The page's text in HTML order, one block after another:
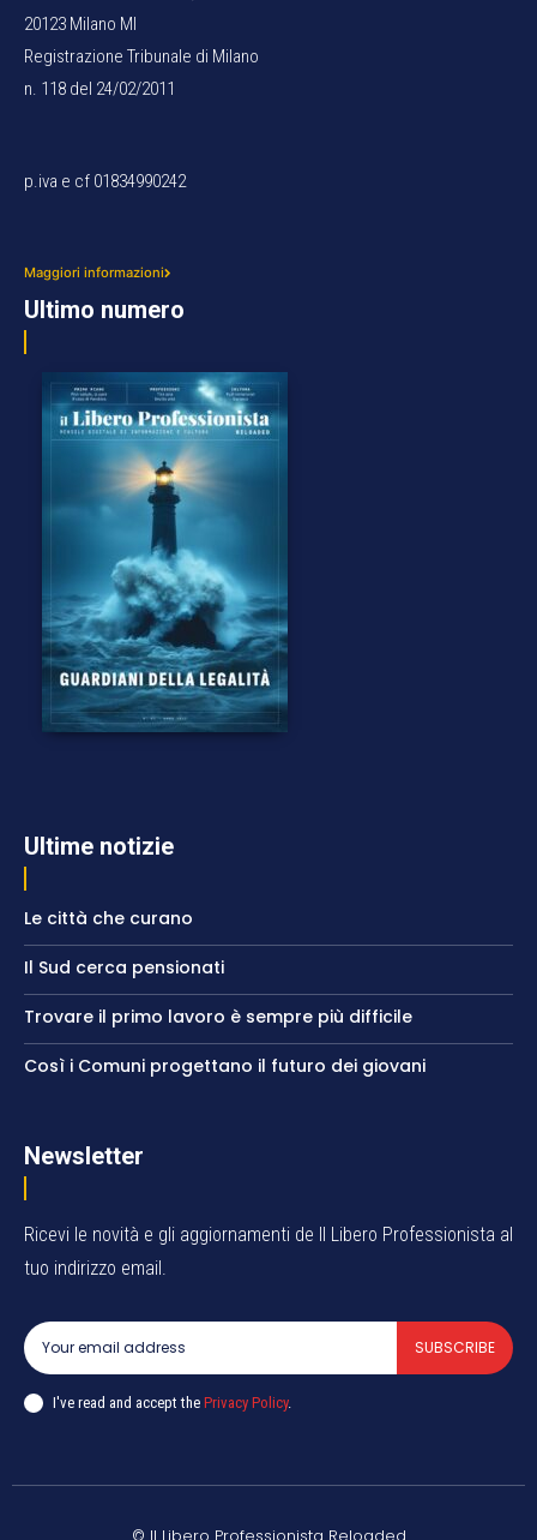
20123 Milano MI
Registrazione Tribunale di Milano
n. 118 del 24/02/2011
p.iva e cf 01834990242
Maggiori informazioni
Ultimo numero
Ultime notizie
Le città che curano
Il Sud cerca pensionati
Trovare il primo lavoro è sempre più difficile
Così i Comuni progettano il futuro dei giovani
Newsletter
Ricevi le novità e gli aggiornamenti de Il Libero Professionista al
tuo indirizzo email.
SUBSCRIBE
I've read and accept the Privacy Policy.